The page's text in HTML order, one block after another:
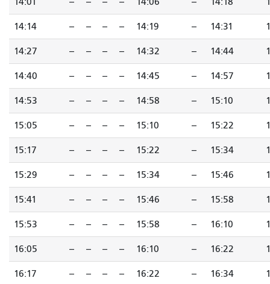
14:14 -- -- -- -- 14:19 -- 14:31
14:27 -- -- -- -- 14:32 -- 14:44
14:40 -- -- -- -- 14:45 -- 14:57
14:53 -- -- -- -- 14:58 -- 15:10
15:05 -- -- -- -- 15:10 -- 15:22
15:17 -- -- -- -- 15:22 -- 15:34
15:29 -- -- -- -- 15:34 -- 15:46
15:41 -- -- -- -- 15:46 -- 15:58
15:53 -- -- -- -- 15:58 -- 16:10
16:05 -- -- -- -- 16:10 -- 16:22
16:17 -- -- -- -- 16:22 -- 16:34